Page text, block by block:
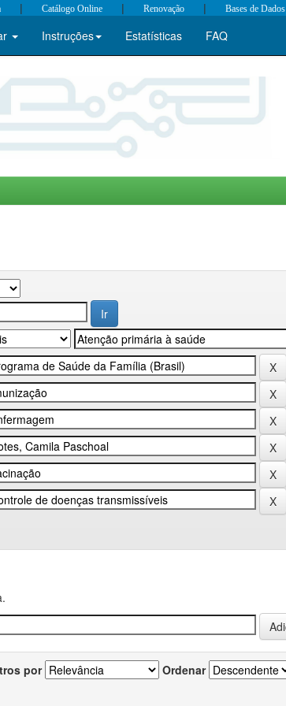
| Catálogo Online | Renovação | Bases de Dados
Instruções Estatísticas FAQ
por Ordenar